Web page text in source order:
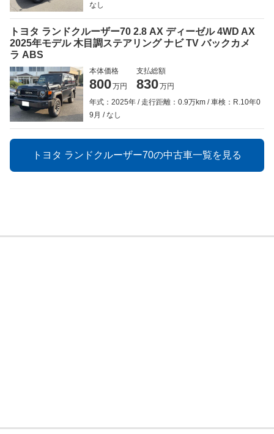
なし
トヨタ ランドクルーザー70 2.8 AX ディーゼル 4WD AX
2025年モデル 木目調ステアリング ナビ TV バックカメ
ラ ABS
本体価格
800万円
支払総額
830万円
年式：2025年
走行距離：0.9万km
車検：R.10年0
9月
なし
トヨタ ランドクルーザー70の中古車一覧を見る